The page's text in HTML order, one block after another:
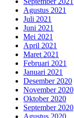
Agustus 2021
Juli 2021
Juni 2021
Mei 2021
April 2021
Maret 2021
Februari 2021
Januari 2021
Desember 2020
November 2020
Oktober 2020
September 2020